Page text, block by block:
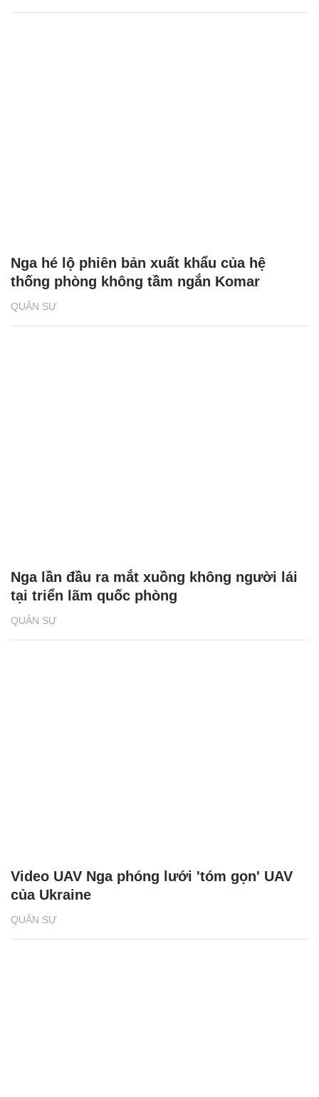
QUÂN SỰ
Nga hé lộ phiên bản xuất khẩu của hệ
thống phòng không tầm ngắn Komar
QUÂN SỰ
Nga lần đầu ra mắt xuồng không người lái
tại triển lãm quốc phòng
QUÂN SỰ
Video UAV Nga phóng lưới 'tóm gọn' UAV
của Ukraine